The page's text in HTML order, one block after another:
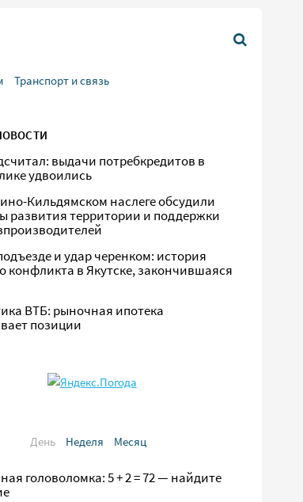
Транспорт и связь
выдачи потребкредитов в
удвоились
Кильдямском наслеге обсудили
развития территории и поддержки
и удар черенком: история
конфликта в Якутске, закончившаяся
ВТБ: рыночная ипотека
позиции
День
Неделя Месяц
головоломка: 5 + 2 = 72 — найдите